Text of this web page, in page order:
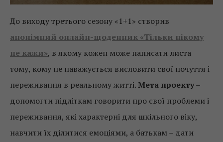
До виходу третього сезону «1+1» створив
анонімний онлайн-щоденник «Тільки нікому
не кажи», в якому кожен може написати листа
тому, кому не наважується висловити свої почуття і
переживання в реальному житті.Мета проекту–
допомогти підліткам говорити про свої проблеми і
переживання, які характерні для шкільного віку,
навчити їх ділитися емоціями, а батькам – дати